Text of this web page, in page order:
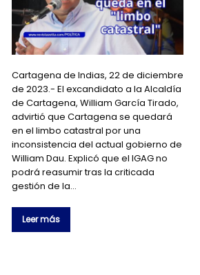
Cartagena de Indias, 22 de diciembre
de 2023.- El excandidato a la Alcaldía
de Cartagena, William García Tirado,
advirtió que Cartagena se quedará
en el limbo catastral por una
inconsistencia del actual gobierno de
William Dau. Explicó que el IGAG no
podrá reasumir tras la criticada
gestión de la…
Leer más